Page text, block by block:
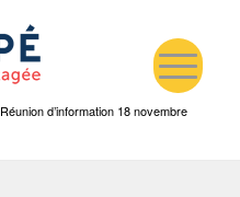
Réunion d’information 18 novembre